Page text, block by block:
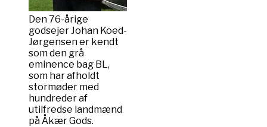
Den 76-årige
godsejer Johan Koed-
Jørgensen er kendt
som den grå
eminence bag BL,
som har afholdt
stormøder med
hundreder af
utilfredse landmænd
på Åkær Gods.